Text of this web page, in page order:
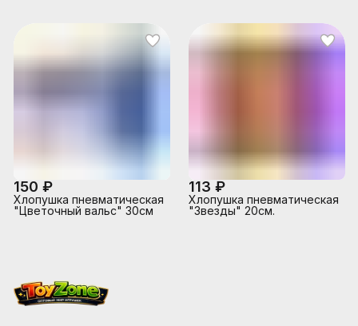
150 ₽
Хлопушка пневматическая
"Цветочный вальс" 30см
113 ₽
Хлопушка пневматическая
"Звезды" 20см.